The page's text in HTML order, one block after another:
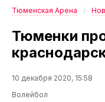
Тюменская Арена
Тюменки
10 декабря 2020, 15:58
Волейбол